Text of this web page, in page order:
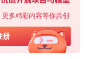
多精彩内容等你共创
册
基于Python的Xiaozhi AI，适用于想要完整Xiaozhi体验而无需拥有专用硬件的用户。